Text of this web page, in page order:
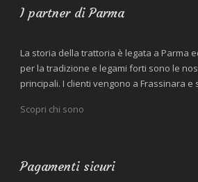
I partner di Parma
La storia della trattoria è legata a Parma
per la tradizione e legami forti sono le
principali. I clienti vengono a Frassinara e
Scopri chi sono
Pagamenti sicuri